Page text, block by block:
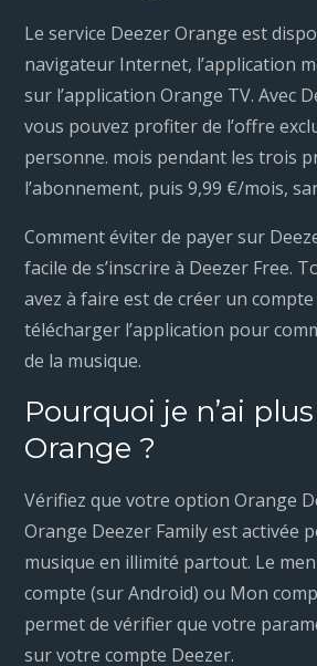
Le service Deezer Orange est
navigateur Internet, l’application
sur l’application Orange TV. Avec
vous pouvez profiter de l’offre
personne. mois pendant les trois
l’abonnement, puis 9,99 €/mois,
Comment éviter de payer sur
facile de s’inscrire à Deezer Free.
avez à faire est de créer un
télécharger l’application pour
de la musique.
Pourquoi je n’ai
Orange ?
Vérifiez que votre option Orange
Orange Deezer Family est activée
musique en illimité partout. Le
compte (sur Android) ou Mon
permet de vérifier que votre
sur votre compte Deezer.